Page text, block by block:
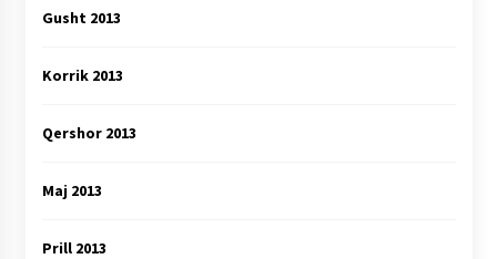
Gusht 2013
Korrik 2013
Qershor 2013
Maj 2013
Prill 2013